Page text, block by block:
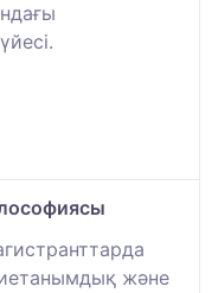
және